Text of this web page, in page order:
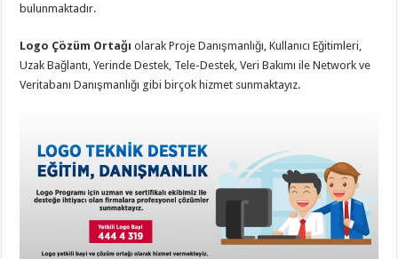
bulunmaktadır.
Logo Çözüm Ortağı olarak Proje Danışmanlığı, Kullanıcı Eğitimleri,
Uzak Bağlantı, Yerinde Destek, Tele-Destek, Veri Bakımı ile Network ve
Veritabanı Danışmanlığı gibi birçok hizmet sunmaktayız.